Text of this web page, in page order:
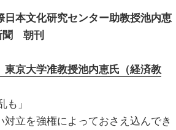
本文化研究センター助教授池内恵
聞 朝刊
京大学准教授池内恵氏（経済教
」
対立を強権によっておさえ込んでき